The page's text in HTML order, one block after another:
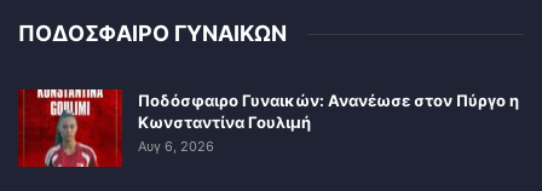
ΠΟΔΟΣΦΑΙΡΟ ΓΥΝΑΙΚΩΝ
Ποδόσφαιρο Γυναικών: Ανανέωσε στον Πύργο η
Κωνσταντίνα Γουλιμή
Αυγ 6, 2026